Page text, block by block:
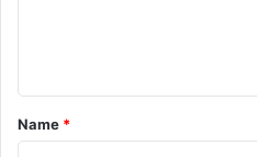
*
Name *